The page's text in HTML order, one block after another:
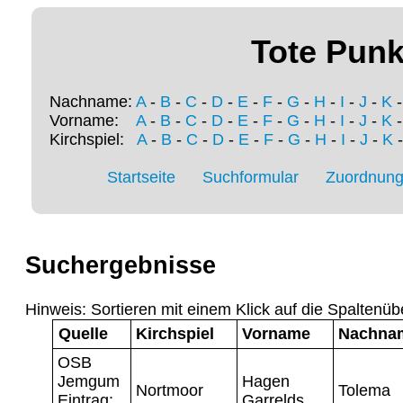
Tote
Nachname: A- B - C - D - E - F - G - H - I - J - K
Vorname: A- B - C - D - E - F - G - H - I - J - K
Kirchspiel: A- B - C - D- E- F- G - H - I - J - K
Startseite Suchformular
Suchergebnisse
Hinweis: Sortieren mit einem Klick auf die
Quelle
Kirchspiel Vorname
OSB
Jemgum
Nortmoor
Hagen
Tolema